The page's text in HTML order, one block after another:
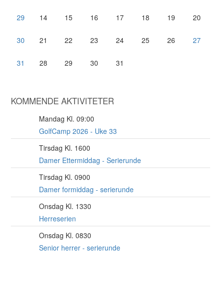
29 14 15 16 17 18 19 20
30 21 22 23 24 25 26 27
31 28 29 30 31
KOMMENDE AKTIVITETER
Mandag Kl. 09:00
GolfCamp 2026 - Uke 33
Tirsdag Kl. 1600
Damer Ettermiddag - Serierunde
Tirsdag Kl. 0900
Damer formiddag - serierunde
Onsdag Kl. 1330
Herreserien
Onsdag Kl. 0830
Senior herrer - serierunde